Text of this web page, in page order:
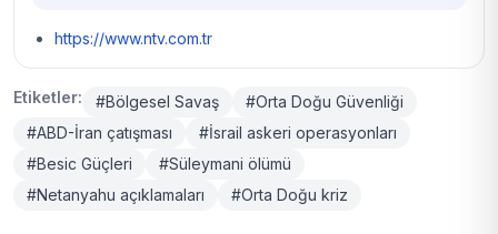
https://www.ntv.com.tr
Etiketler: #Bölgesel Savaş
#Orta Doğu Güvenliği
#ABD-İran çatışması
#İsrail askeri operasyonları
#Besic Güçleri
#Süleymani ölümü
#Netanyahu açıklamaları
#Orta Doğu kriz